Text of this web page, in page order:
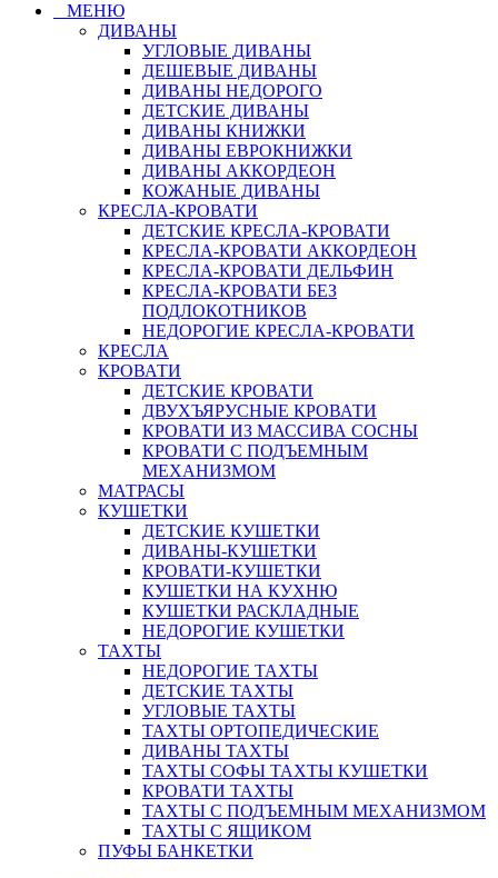
МЕНЮ
ДИВАНЫ
УГЛОВЫЕ ДИВАНЫ
ДЕШЕВЫЕ ДИВАНЫ
ДИВАНЫ НЕДОРОГО
ДЕТСКИЕ ДИВАНЫ
ДИВАНЫ КНИЖКИ
ДИВАНЫ ЕВРОКНИЖКИ
ДИВАНЫ АККОРДЕОН
КОЖАНЫЕ ДИВАНЫ
КРЕСЛА-КРОВАТИ
ДЕТСКИЕ КРЕСЛА-КРОВАТИ
КРЕСЛА-КРОВАТИ АККОРДЕОН
КРЕСЛА-КРОВАТИ ДЕЛЬФИН
КРЕСЛА-КРОВАТИ БЕЗ
ПОДЛОКОТНИКОВ
НЕДОРОГИЕ КРЕСЛА-КРОВАТИ
КРЕСЛА
КРОВАТИ
ДЕТСКИЕ КРОВАТИ
ДВУХЪЯРУСНЫЕ КРОВАТИ
КРОВАТИ ИЗ МАССИВА СОСНЫ
КРОВАТИ С ПОДЪЕМНЫМ
МЕХАНИЗМОМ
МАТРАСЫ
КУШЕТКИ
ДЕТСКИЕ КУШЕТКИ
ДИВАНЫ-КУШЕТКИ
КРОВАТИ-КУШЕТКИ
КУШЕТКИ НА КУХНЮ
КУШЕТКИ РАСКЛАДНЫЕ
НЕДОРОГИЕ КУШЕТКИ
ТАХТЫ
НЕДОРОГИЕ ТАХТЫ
ДЕТСКИЕ ТАХТЫ
УГЛОВЫЕ ТАХТЫ
ТАХТЫ ОРТОПЕДИЧЕСКИЕ
ДИВАНЫ ТАХТЫ
ТАХТЫ СОФЫ ТАХТЫ КУШЕТКИ
КРОВАТИ ТАХТЫ
ТАХТЫ С ПОДЪЕМНЫМ МЕХАНИЗМОМ
ТАХТЫ С ЯЩИКОМ
ПУФЫ БАНКЕТКИ